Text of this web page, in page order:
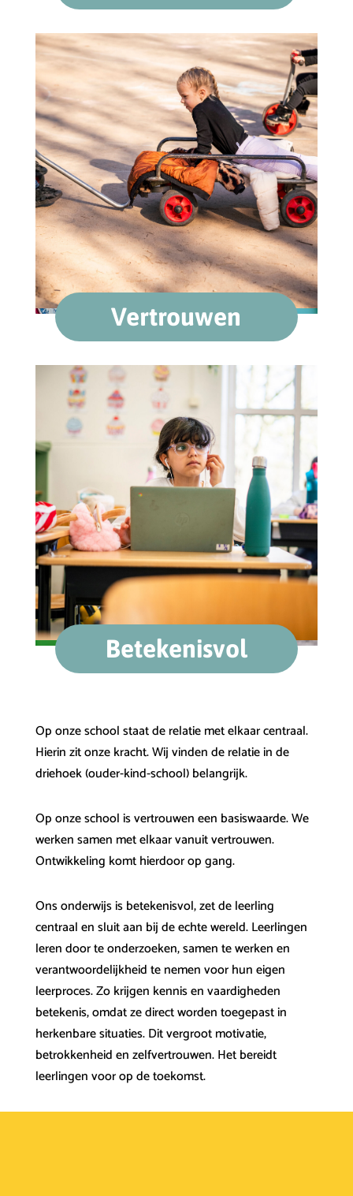
Vertrouwen
Betekenisvol
Op onze school staat de relatie met elkaar centraal.
Hierin zit onze kracht. Wij vinden de relatie in de
driehoek (ouder-kind-school) belangrijk.
Op onze school is vertrouwen een basiswaarde. We
werken samen met elkaar vanuit vertrouwen.
Ontwikkeling komt hierdoor op gang.
Ons onderwijs is betekenisvol, zet de leerling
centraal en sluit aan bij de echte wereld. Leerlingen
leren door te onderzoeken, samen te werken en
verantwoordelijkheid te nemen voor hun eigen
leerproces. Zo krijgen kennis en vaardigheden
betekenis, omdat ze direct worden toegepast in
herkenbare situaties. Dit vergroot motivatie,
betrokkenheid en zelfvertrouwen. Het bereidt
leerlingen voor op de toekomst.